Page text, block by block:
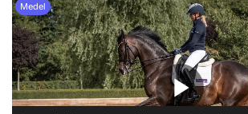
play_arrow
Medel